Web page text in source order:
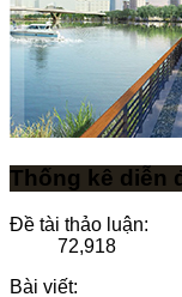
Thống kê diễn
Đề tài thảo luận:
72,918
Bài viết: